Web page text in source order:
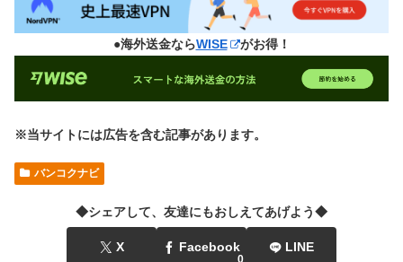
●海外送金ならWISE がお得！
※当サイトには広告を含む記事があります。
バンコクナビ
◆シェアして、友達にもおしえてあげよう◆
X Facebook
0
LINE